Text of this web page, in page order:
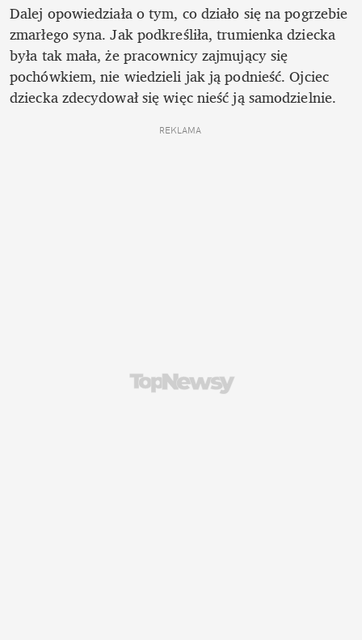
Dalej opowiedziała o tym, co działo się na pogrzebie
zmarłego syna. Jak podkreśliła, trumienka dziecka
była tak mała, że pracownicy zajmujący się
pochówkiem, nie wiedzieli jak ją podnieść. Ojciec
dziecka zdecydował się więc nieść ją samodzielnie.
REKLAMA